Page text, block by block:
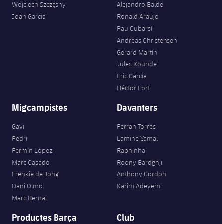
Wojciech Szczęsny
Joan Garcia
Alejandro Balde
Ronald Araujo
Pau Cubarsí
Andreas Christensen
Gerard Martín
Jules Kounde
Eric García
Héctor Fort
Migcampistes
Gavi
Pedri
Fermín López
Marc Casadó
Frenkie de Jong
Dani Olmo
Marc Bernal
Davanters
Ferran Torres
Lamine Yamal
Raphinha
Roony Bardghji
Anthony Gordon
Karim Adeyemi
Productes Barça Club